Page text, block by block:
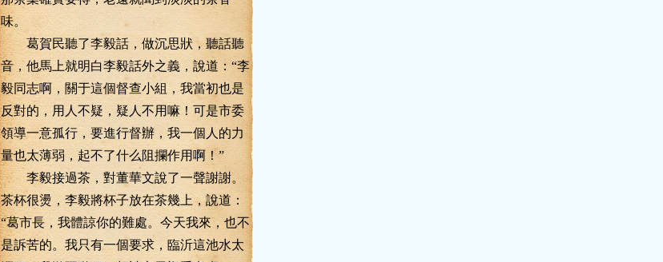
味。
葛賀民聽了李毅話，做沉思狀，聽話聽
音，他馬上就明白李毅話外之義，說道：“李
毅同志啊，關于這個督查小組，我當初也是
反對的，用人不疑，疑人不用嘛！可是市委
領導一意孤行，要進行督辦，我一個人的力
量也太薄弱，起不了什么阻攔作用啊！”
李毅接過茶，對董華文說了一聲謝謝。
茶杯很燙，李毅將杯子放在茶幾上，說道：
“葛市長，我體諒你的難處。今天我來，也不
是訴苦的。我只有一個要求，臨沂這池水太